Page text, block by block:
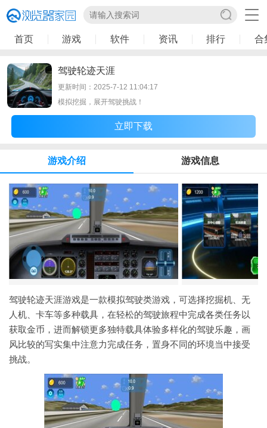
首页 游戏 软件 资讯 排行 合
驾驶轮迹天涯
更新时间：2025-7-12 11:04:17
模拟挖掘，展开驾驶挑战！
立即下载
游戏介绍 游戏信息
驾驶轮迹天涯游戏是一款模拟驾驶类游戏，可选择挖掘机、无
人机、卡车等多种载具，在轻松的驾驶旅程中完成各类任务以
获取金币，进而解锁更多独特载具体验多样化的驾驶乐趣，画
风比较的写实集中注意力完成任务，置身不同的环境当中接受
挑战。